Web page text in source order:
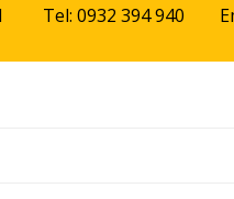
Tel: 0932 394 940